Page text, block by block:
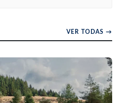
VER TODAS →